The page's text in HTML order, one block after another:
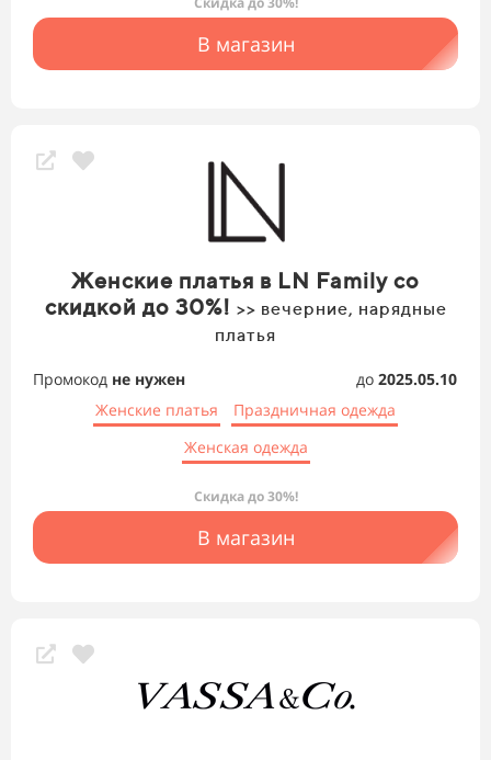
В магазин
Женские платья в LN Family со
скидкой до 30%! >> вечерние, нарядные
платья
Промокод не нужен до 2025.05.10
Женские платья
Праздничная одежда
Женская одежда
Скидка до 30%!
В магазин